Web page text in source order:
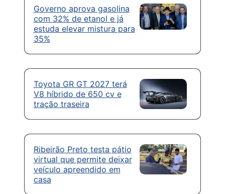
Governo aprova gasolina
com 32% de etanol e já
estuda elevar mistura para
35%
Toyota GR GT 2027 terá
V8 híbrido de 650 cv e
tração traseira
Ribeirão Preto testa pátio
virtual que permite deixar
veículo apreendido em
casa